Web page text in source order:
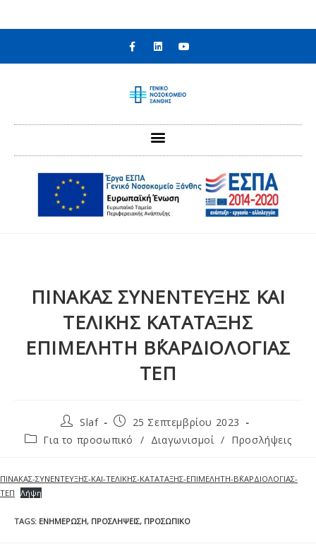
ΠΙΝΑΚΑΣ ΣΥΝΕΝΤΕΥΞΗΣ ΚΑΙ
ΤΕΛΙΚΗΣ ΚΑΤΑΤΑΞΗΣ
ΕΠΙΜΕΛΗΤΗ Β΄ΚΑΡΔΙΟΛΟΓΙΑΣ
ΤΕΠ
Slaf
25 Σεπτεμβρίου 2023
Για το προσωπικό
/ Διαγωνισμοί / Προσλήψεις
ΠΙΝΑΚΑΣ-ΣΥΝΕΝΤΕΥΞΗΣ-ΚΑΙ-ΤΕΛΙΚΗΣ-ΚΑΤΑΤΑΞΗΣ-ΕΠΙΜΕΛΗΤΗ-Β΄ΚΑΡΔΙΟΛΟΓΙΑΣ-
ΤΕΠ
Λήψη
TAGS: ΕΝΗΜΈΡΩΣΗ, ΠΡΟΣΛΉΨΕΙΣ, ΠΡΟΣΩΠΙΚΌ